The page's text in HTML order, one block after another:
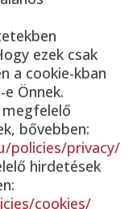
ezek csak
a cookie-kban
Önnek.
bővebben:
policies/privacy/
hirdetések
cookies/